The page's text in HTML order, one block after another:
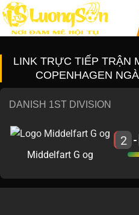
LINK TRỰC TIẾP TRẬN
COPENHAGEN
DANISH 1ST DIVISION
Middelfart G og
2 -